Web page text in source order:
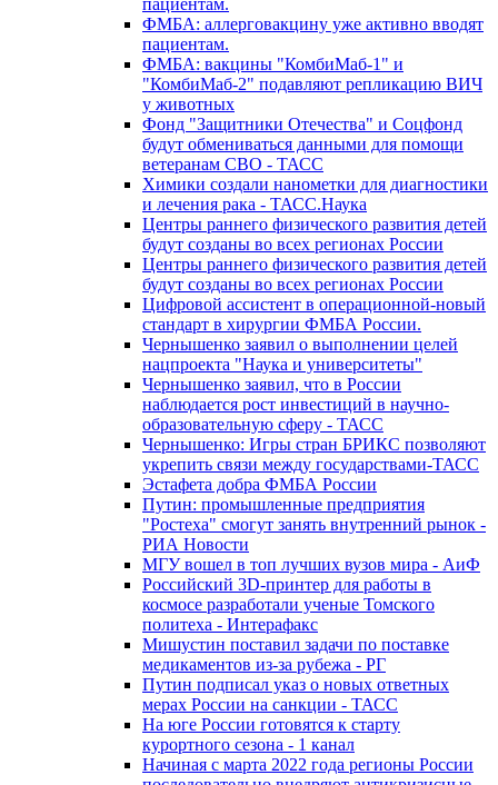
пациентам.
ФМБА: аллерговакцину уже активно вводят
пациентам.
ФМБА: вакцины "КомбиМаб-1" и
"КомбиМаб-2" подавляют репликацию ВИЧ
у животных
Фонд "Защитники Отечества" и Соцфонд
будут обмениваться данными для помощи
ветеранам СВО - ТАСС
Химики создали нанометки для диагностики
и лечения рака - ТАСС.Наука
Центры раннего физического развития детей
будут созданы во всех регионах России
Центры раннего физического развития детей
будут созданы во всех регионах России
Цифровой ассистент в операционной-новый
стандарт в хирургии ФМБА России.
Чернышенко заявил о выполнении целей
нацпроекта "Наука и университеты"
Чернышенко заявил, что в России
наблюдается рост инвестиций в научно-
образовательную сферу - ТАСС
Чернышенко: Игры стран БРИКС позволяют
укрепить связи между государствами-ТАСС
Эстафета добра ФМБА России
Путин: промышленные предприятия
"Ростеха" смогут занять внутренний рынок -
РИА Новости
МГУ вошел в топ лучших вузов мира - АиФ
Российский 3D-принтер для работы в
космосе разработали ученые Томского
политеха - Интерафакс
Мишустин поставил задачи по поставке
медикаментов из-за рубежа - РГ
Путин подписал указ о новых ответных
мерах России на санкции - ТАСС
На юге России готовятся к старту
курортного сезона - 1 канал
Начиная с марта 2022 года регионы России